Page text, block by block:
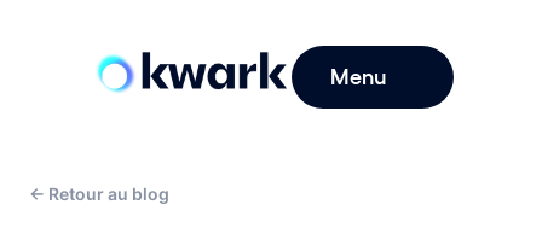
Menu
← Retour au blog